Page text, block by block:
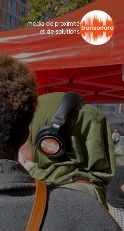
média de proximité
et de solutions